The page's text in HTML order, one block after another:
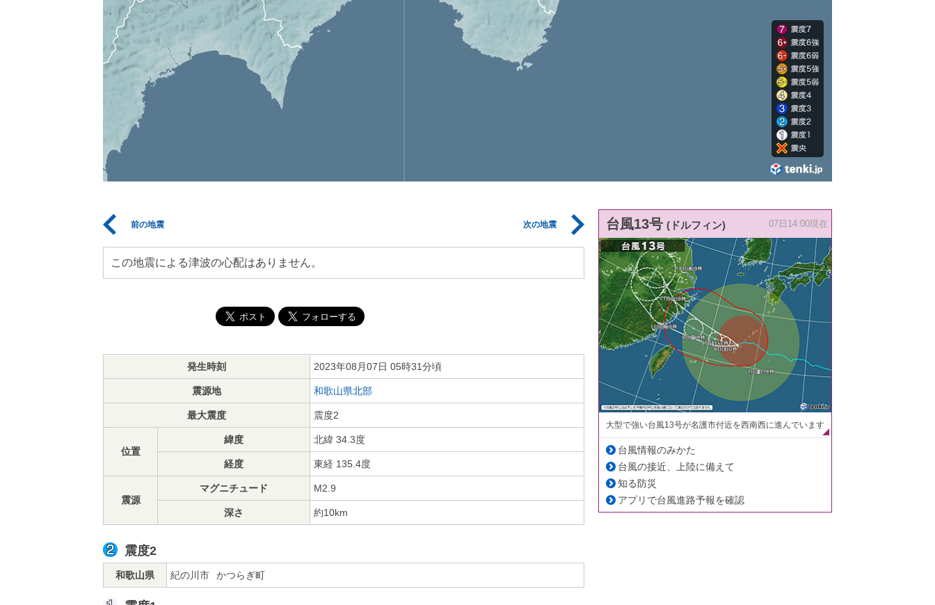
前の地震 次の地震
この地震による津波の心配はありません。
発生時刻 2023年08月07日 05時31分頃
震源地 和歌山県北部
最大震度 震度2
位置
緯度 北緯 34.3度
経度 東経 135.4度
震源
マグニチュード M2.9
深さ 約10km
震度2
和歌山県 紀の川市 かつらぎ町
台風13号 (ドルフィン) 07日14:00現在
大型で強い台風13号が名護市付近を西南西に進んでいます
台風情報のみかた
台風の接近、上陸に備えて
知る防災
アプリで台風進路予報を確認